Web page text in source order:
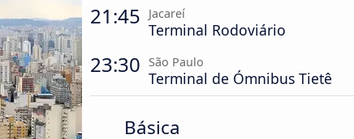
21:45 Jacareí
Terminal Rodoviário
23:30 São Paulo
Terminal de Ómnibus Tietê
Básica